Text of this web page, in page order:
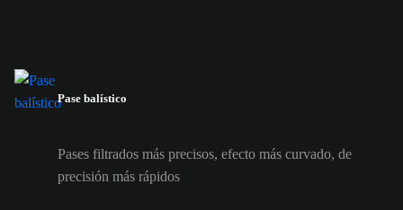
Pase balístico
Pases filtrados más precisos, efecto más curvado, de
precisión más rápidos